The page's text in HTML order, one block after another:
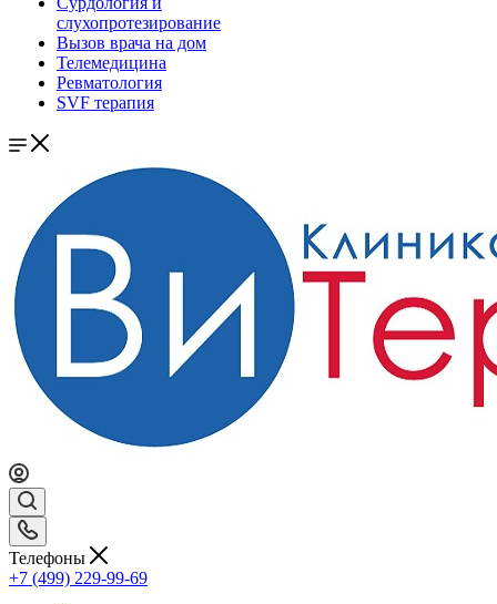
слухопротезирование
Вызов врача на дом
Телемедицина
Ревматология
SVF терапия
Телефоны
+7 (499) 229-99-69